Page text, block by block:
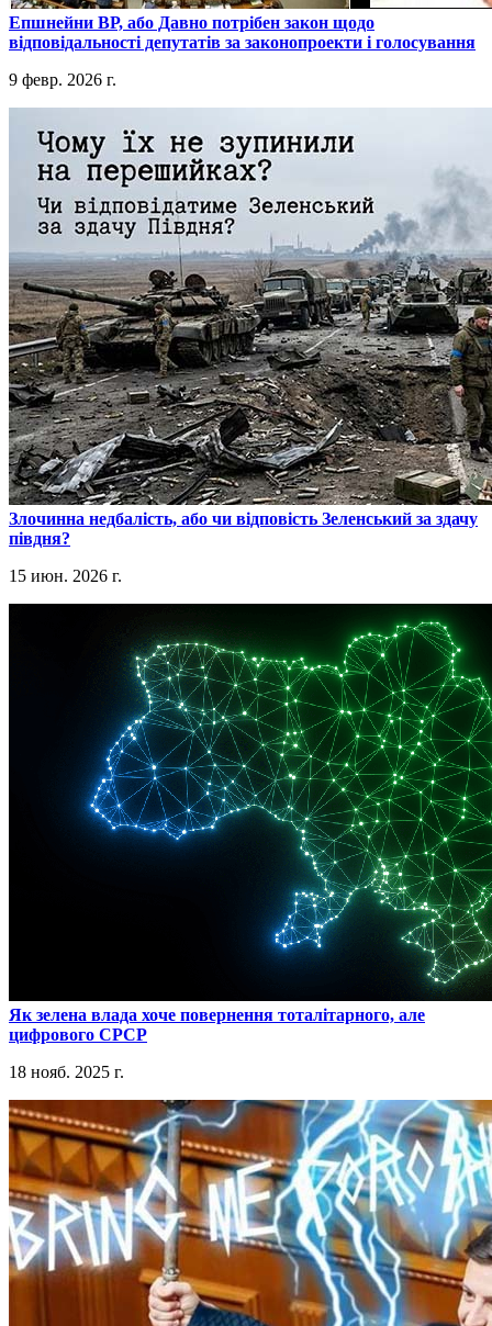
​Епшнейни ВР, або Давно потрібен закон щодо
відповідальності депутатів за законопроекти і голосування
9 февр. 2026 г.
​Злочинна недбалість, або чи відповість Зеленський за здачу
півдня?
15 июн. 2026 г.
​Як зелена влада хоче повернення тоталітарного, але
цифрового СРСР
18 нояб. 2025 г.